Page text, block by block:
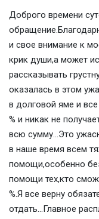
Доброго времени
и свое внимание к
крик души,а может
рассказывать
оказалась в этом
в долговой яме и
% и никак не
всю сумму...Это
в наше время всем
помощи,особенно
помощи тех,кто
%.Я все верну
отдать...Главное